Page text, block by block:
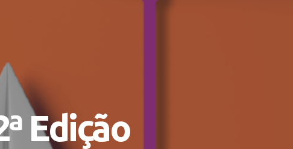
Edição